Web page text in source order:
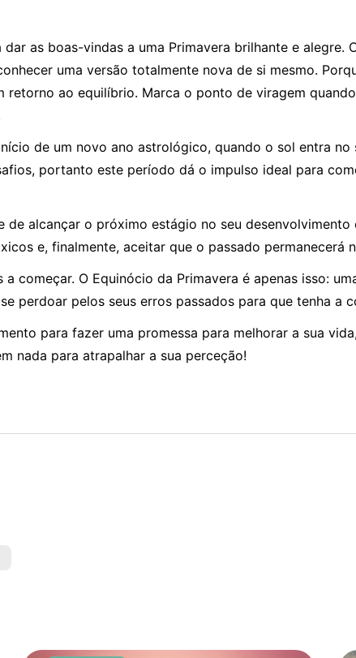
as boas-vindas a uma Primavera brilhante e alegre.
uma versão totalmente nova de si mesmo.
retorno ao equilíbrio. Marca o ponto de viragem
de um novo ano astrológico, quando o sol entra
portanto este período dá o impulso ideal para
alcançar o próximo estágio no seu
e, finalmente, aceitar que o passado permanecerá
começar. O Equinócio da Primavera é apenas isso:
perdoar pelos seus erros passados ​​para que tenha a
para fazer uma promessa para melhorar a sua
nada para atrapalhar a sua perceção!